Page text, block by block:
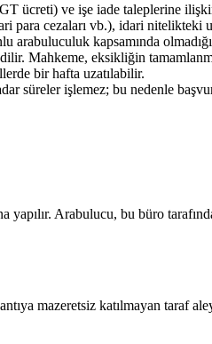
ücreti) ve işe iade taleplerine
cezaları vb.), idari nitelikteki
arabuluculuk kapsamında
Mahkeme, eksikliğin
bir hafta uzatılabilir.
süreler işlemez; bu nedenle
Arabulucu, bu büro
mazeretsiz katılmayan taraf